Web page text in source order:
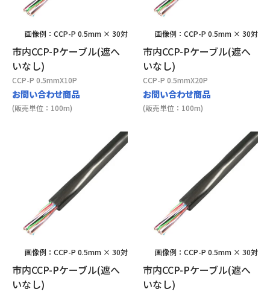
画像例：CCP-P 0.5mm × 30対
市内CCP-Pケーブル(遮へ
いなし)
CCP-P 0.5mmX10P
お問い合わせ商品
(販売単位：100m)
画像例：CCP-P 0.5mm × 30対
市内CCP-Pケーブル(遮へ
いなし)
CCP-P 0.5mmX20P
お問い合わせ商品
(販売単位：100m)
画像例：CCP-P 0.5mm × 30対
市内CCP-Pケーブル(遮へ
いなし)
画像例：CCP-P 0.5mm × 30対
市内CCP-Pケーブル(遮へ
いなし)